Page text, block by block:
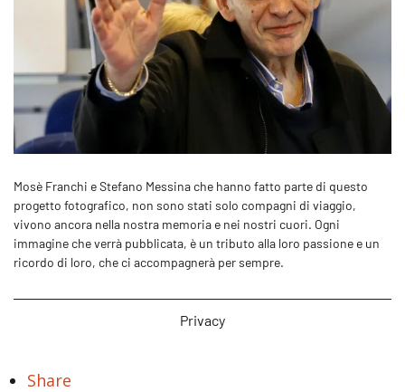
Mosè Franchi e Stefano Messina che hanno fatto parte di questo
progetto fotografico, non sono stati solo compagni di viaggio,
vivono ancora nella nostra memoria e nei nostri cuori. Ogni
immagine che verrà pubblicata, è un tributo alla loro passione e un
ricordo di loro, che ci accompagnerà per sempre.
Privacy
Share